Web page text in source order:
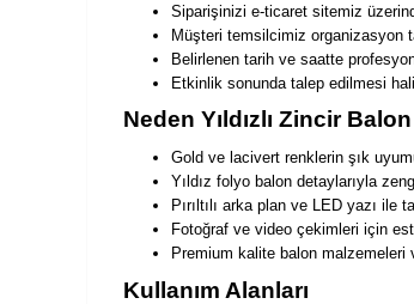
Siparişinizi e-ticaret sitemiz
Müşteri temsilcimiz organizasyon
Belirlenen tarih ve saatte
Etkinlik sonunda talep edilmesi
Neden Yıldızlı Zincir
Gold ve lacivert renklerin şık
Yıldız folyo balon detaylarıyla
Pırıltılı arka plan ve LED yazı ile
Fotoğraf ve video çekimleri için
Premium kalite balon
Kullanım Alanları